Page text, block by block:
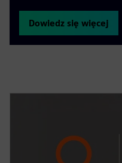
Dowiedz się więcej